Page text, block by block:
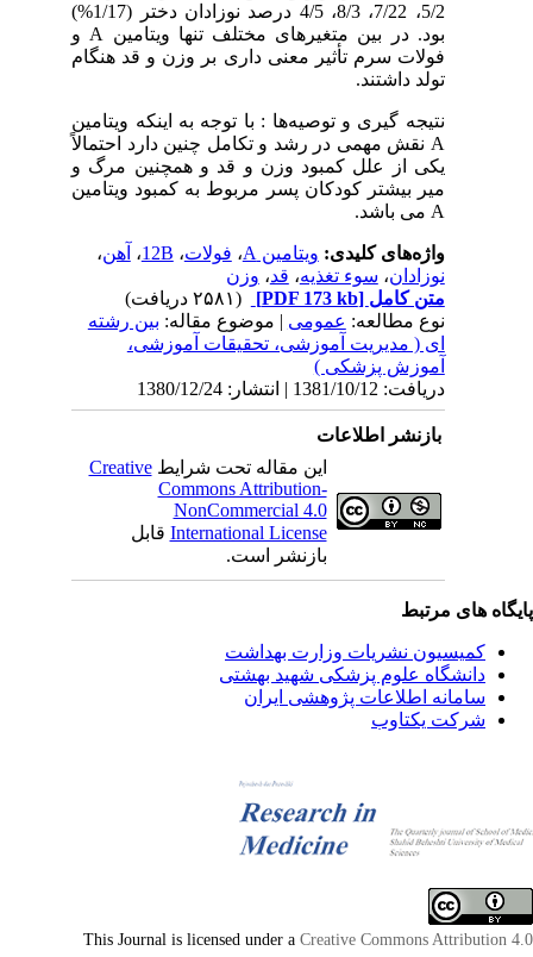
5/2، 7/22، 8/3، 4/5 درصد نوزادان دختر (1/17%)
بود. در بین متغیرهای مختلف تنها ویتامین A و
فولات سرم تأثیر معنی داری بر وزن و قد هنگام
تولد داشتند.
نتیجه گیری و توصیه‌ها : با توجه به اینکه ویتامین
A نقش مهمی در رشد و تکامل چنین دارد احتمالاً
یکی از علل کمبود وزن و قد و همچنین مرگ و
میر بیشتر کودکان پسر مربوط به کمبود ویتامین
واژه‌های کلیدی:ویتامین A ،فولات،12B،آهن،
نوزادان ،سوء تغذیه،قد،وزن
متن کامل[PDF 173 kb]
نوع مطالعه:عمومی| موضوع مقاله:بین رشته
ای ( مدیریت آموزشی، تحقیقات آموزشی،
آموزش پزشکی )
دریافت: 1381/10/12 | انتشار: 1380/12/24
بازنشر اطلاعات
این مقاله تحت شرایطCreative
Commons Attribution-
NonCommercial 4.0
International Licenseقابل
بازنشر است.
های مرتبط
کمیسیون نشریات وزارت بهداشت
دانشگاه علوم پزشکی شهید بهشتی
سامانه اطلاعات پژوهشی ایران
شرکت یکتاوب
This Journal is licensed under aCreative Commons Attribution